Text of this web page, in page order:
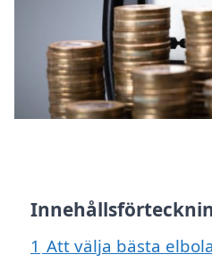
1 Att välja bästa